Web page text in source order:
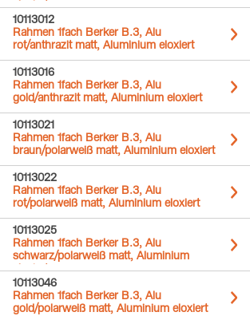
eloxiert
10113012
Rahmen 1fach Berker B.3, Alu
rot/anthrazit matt, Aluminium eloxiert
10113016
Rahmen 1fach Berker B.3, Alu
gold/anthrazit matt, Aluminium eloxiert
10113021
Rahmen 1fach Berker B.3, Alu
braun/polarweiß matt, Aluminium eloxiert
10113022
Rahmen 1fach Berker B.3, Alu
rot/polarweiß matt, Aluminium eloxiert
10113025
Rahmen 1fach Berker B.3, Alu
schwarz/polarweiß matt, Aluminium
eloxiert
10113046
Rahmen 1fach Berker B.3, Alu
gold/polarweiß matt, Aluminium eloxiert